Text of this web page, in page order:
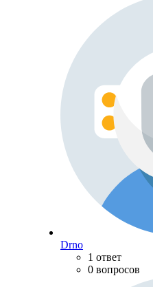
Drno
1 ответ
0 вопросов